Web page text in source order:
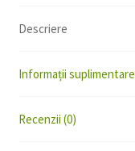
Descriere
Informații suplimentare
Recenzii (0)